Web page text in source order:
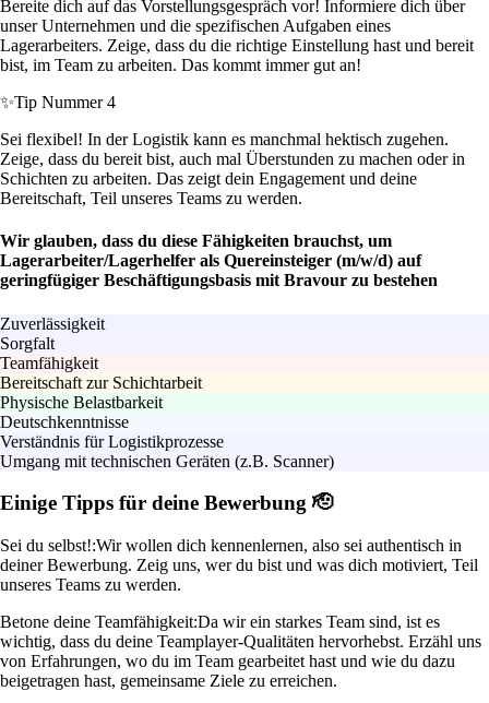
Bereite dich auf das Vorstellungsgespräch vor! Informiere dich über
unser Unternehmen und die spezifischen Aufgaben eines
Lagerarbeiters. Zeige, dass du die richtige Einstellung hast und bereit
bist, im Team zu arbeiten. Das kommt immer gut an!
✨Tip Nummer 4
Sei flexibel! In der Logistik kann es manchmal hektisch zugehen.
Zeige, dass du bereit bist, auch mal Überstunden zu machen oder in
Schichten zu arbeiten. Das zeigt dein Engagement und deine
Bereitschaft, Teil unseres Teams zu werden.
Wir glauben, dass du diese Fähigkeiten brauchst, um
Lagerarbeiter/Lagerhelfer als Quereinsteiger (m/w/d) auf
geringfügiger Beschäftigungsbasis mit Bravour zu bestehen
Zuverlässigkeit
Sorgfalt
Teamfähigkeit
Bereitschaft zur Schichtarbeit
Physische Belastbarkeit
Deutschkenntnisse
Verständnis für Logistikprozesse
Umgang mit technischen Geräten (z.B. Scanner)
Einige Tipps für deine Bewerbung 🫡
Sei du selbst!:Wir wollen dich kennenlernen, also sei authentisch in
deiner Bewerbung. Zeig uns, wer du bist und was dich motiviert, Teil
unseres Teams zu werden.
Betone deine Teamfähigkeit:Da wir ein starkes Team sind, ist es
wichtig, dass du deine Teamplayer-Qualitäten hervorhebst. Erzähl uns
von Erfahrungen, wo du im Team gearbeitet hast und wie du dazu
beigetragen hast, gemeinsame Ziele zu erreichen.